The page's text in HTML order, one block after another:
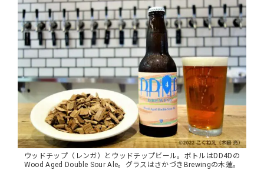
ウッドチップ（レンガ）とウッドチップビール。ボトルはDD4Dの
Wood Aged Double Sour Ale。グラスはさかづきBrewingの木蓮。